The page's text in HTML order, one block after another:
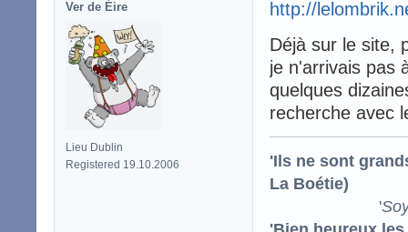
Ver de Éire
Lieu Dublin
Registered 19.10.2006
http://
Déjà sur le site,
je n'arrivais pas
quelques
recherche avec
'Ils ne sont
La Boétie)
'